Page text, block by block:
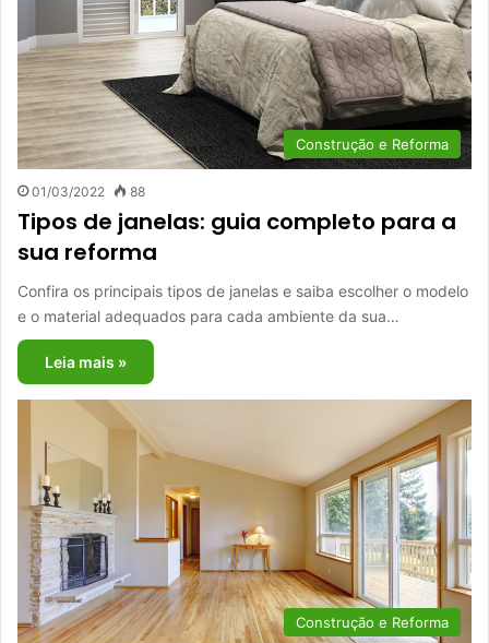
Construção e Reforma
01/03/2022 88
Tipos de janelas: guia completo para a
sua reforma
Confira os principais tipos de janelas e saiba escolher o modelo
e o material adequados para cada ambiente da sua…
Leia mais »
Construção e Reforma